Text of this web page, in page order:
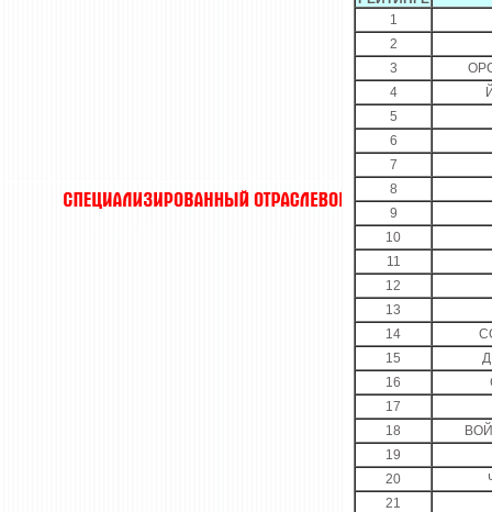
1
2
3
4
5
6
7
8
9
10
11
12
13
14
15
16
17
18
19
20
21